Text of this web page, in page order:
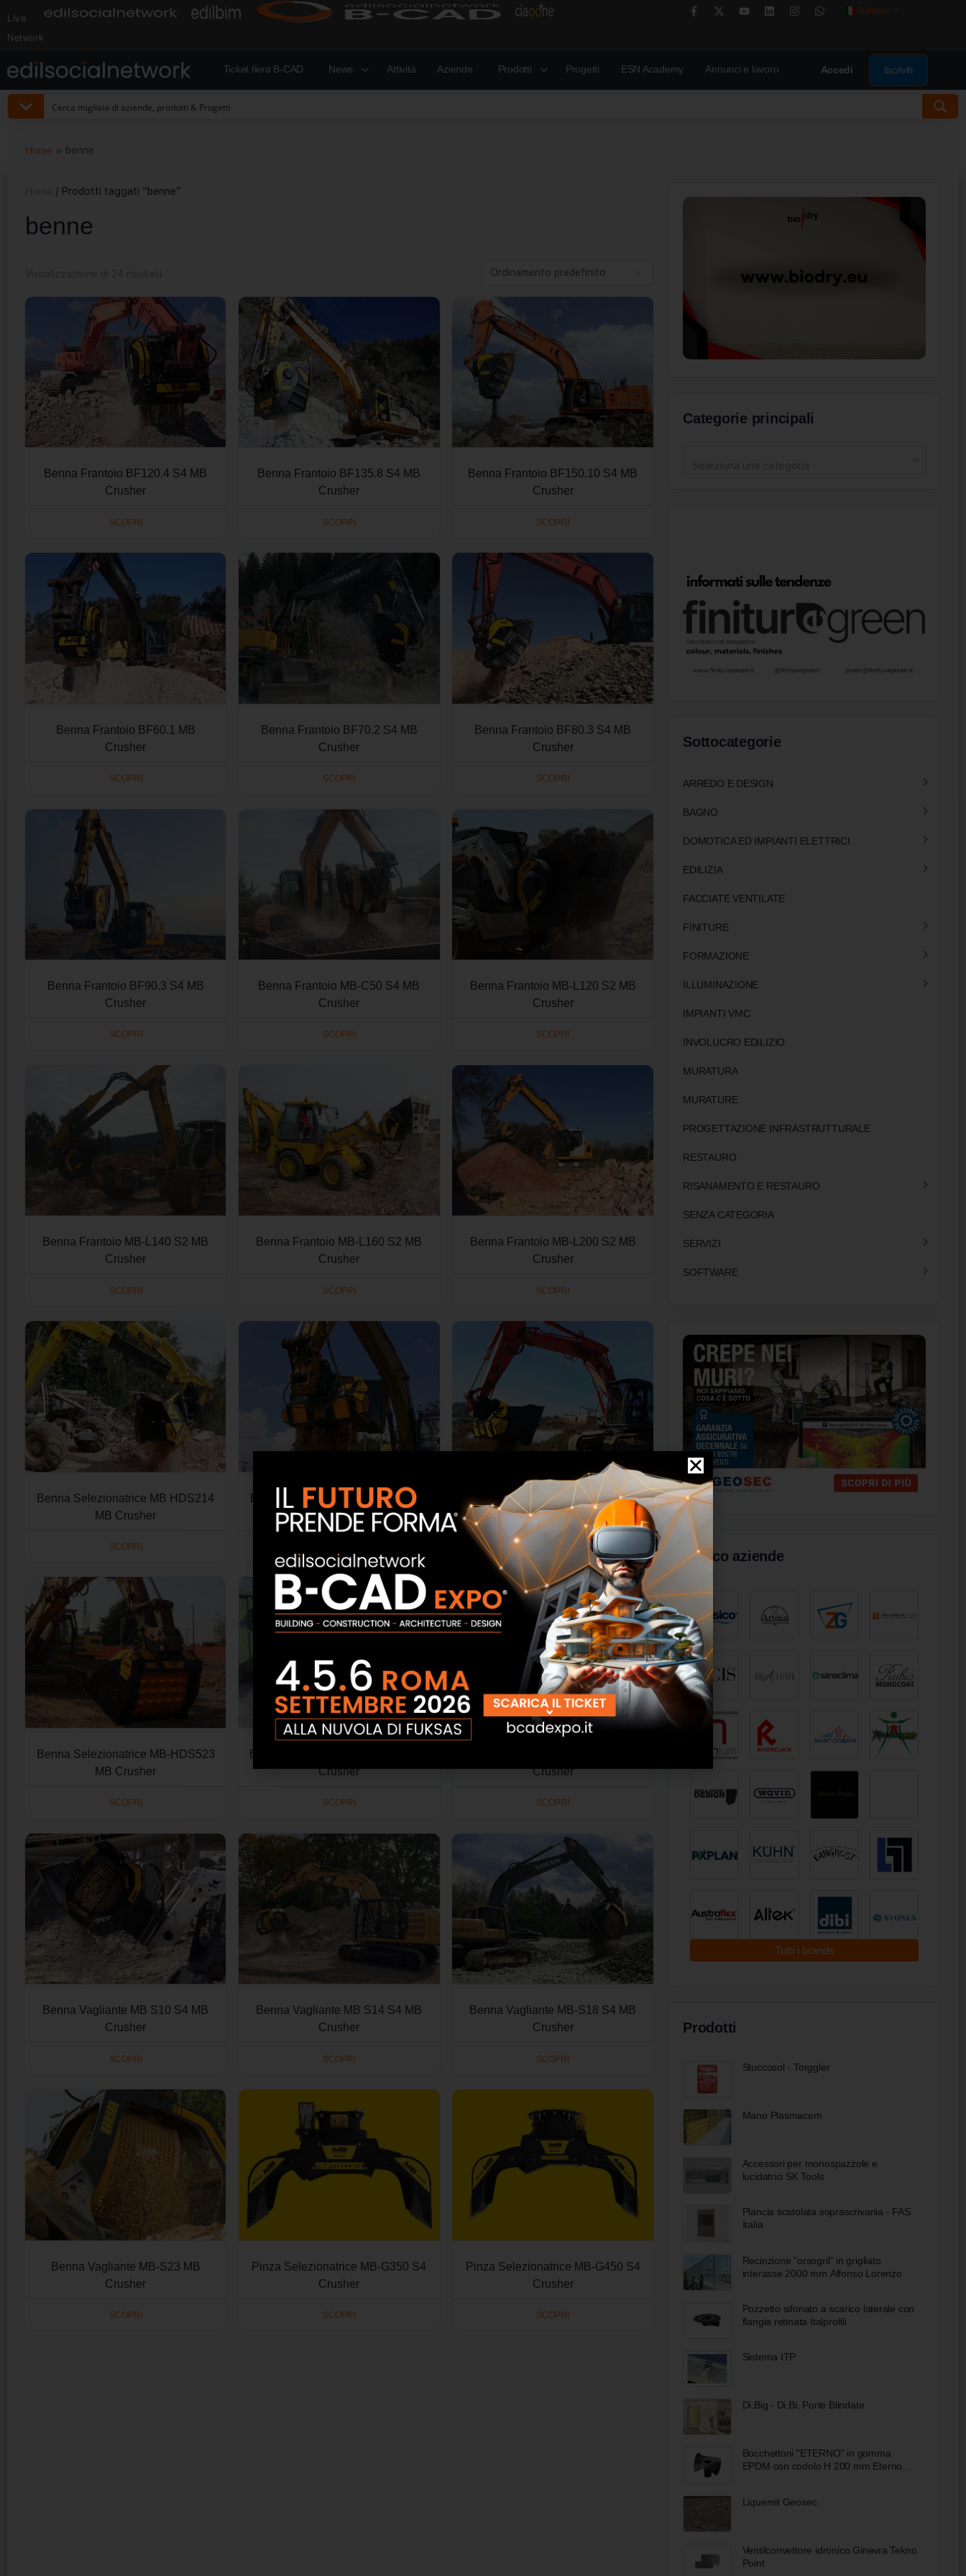
Live
Network
Italiano
Ticket fiera B-CAD News Attività Aziende Prodotti Progetti ESN Academy Annunci e lavoro Accedi Iscriviti
Home » benne
/ Prodotti taggati “benne”
benne
Benna Frantoio BF120.4 S4 MB
Crusher
SCOPRI
Benna Frantoio BF135.8 S4 MB
Crusher
SCOPRI
Benna Frantoio BF150.10 S4 MB
Crusher
SCOPRI
Benna Frantoio BF60.1 MB
Crusher
SCOPRI
Benna Frantoio BF70.2 S4 MB
Crusher
SCOPRI
Benna Frantoio BF80.3 S4 MB
Crusher
SCOPRI
Benna Frantoio BF90.3 S4 MB
Crusher
SCOPRI
Benna Frantoio MB-C50 S4 MB
Crusher
SCOPRI
Benna Frantoio MB-L120 S2 MB
Crusher
SCOPRI
Benna Frantoio MB-L140 S2 MB
Crusher
SCOPRI
Benna Frantoio MB-L160 S2 MB
Crusher
SCOPRI
Benna Frantoio MB-L200 S2 MB
Crusher
SCOPRI
Benna Selezionatrice MB HDS214
MB Crusher
SCOPRI
Benna Selezionatrice MB HDS314
MB Crusher
Benna Selezionatrice MB HDS320
MB Crusher
SCOPRI
Benna Selezionatrice MB-HDS523
MB Crusher
SCOPRI
Benna Vagliante MB LS170 S2 MB
Crusher
SCOPRI
Crusher
SCOPRI
Benna Vagliante MB S10 S4 MB
Crusher
SCOPRI
Benna Vagliante MB S14 S4 MB
Crusher
SCOPRI
Benna Vagliante MB-S18 S4 MB
Crusher
SCOPRI
Benna Vagliante MB-S23 MB
Crusher
SCOPRI
Pinza Selezionatrice MB-G350 S4
Crusher
SCOPRI
Pinza Selezionatrice MB-G450 S4
Crusher
SCOPRI
Categorie principali
Sottocategorie
ARREDO E DESIGN
BAGNO
DOMOTICA ED IMPIANTI ELETTRICI
EDILIZIA
FACCIATE VENTILATE
FINITURE
FORMAZIONE
ILLUMINAZIONE
IMPIANTI VMC
INVOLUCRO EDILIZIO
MURATURA
MURATURE
PROGETTAZIONE INFRASTRUTTURALE
RESTAURO
RISANAMENTO E RESTAURO
SENZA CATEGORIA
SERVIZI
SOFTWARE
Elenco aziende
Tutti i brands
Prodotti
Stuccosol - Torggler
Mano Plasmacem
Accessori per monospazzole e
lucidatrici SK Tools
Plancia scatolata soprascrivania - FAS
Italia
Recinzione "orsogril" in grigliato
interasse 2000 mm Alfonso Lorenzo
Pozzetto sifonato a scarico laterale con
flangia retinata Italprofili
Sistema ITP
Di.Big - Di.Bi. Porte Blindate
Bocchettoni "ETERNO" in gomma
EPDM con codolo H 200 mm Eterno
Liquemit Geosec
Ventilconvettore idronico Ginevra Tekno
Point